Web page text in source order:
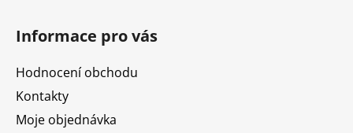
Informace pro vás
Hodnocení obchodu
Kontakty
Moje objednávka